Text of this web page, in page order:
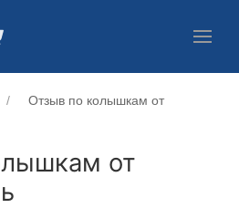
Отзыв по колышкам от
от